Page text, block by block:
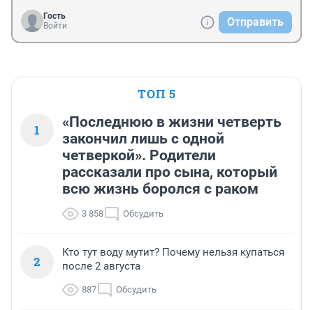
Гость
Войти
Отправить
ТОП 5
1
«Последнюю в жизни четверть
закончил лишь с одной
четверкой». Родители
рассказали про сына, который
всю жизнь боролся с раком
3 858 Обсудить
2
Кто тут воду мутит? Почему нельзя купаться
после 2 августа
887 Обсудить